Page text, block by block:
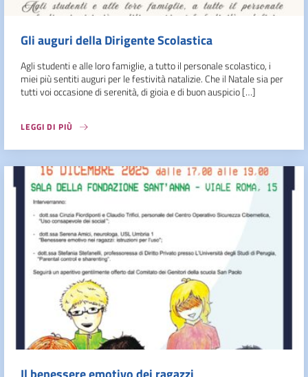
Gli auguri della Dirigente Scolastica
Agli studenti e alle loro famiglie, a tutto il personale scolastico, i
miei più sentiti auguri per le festività natalizie. Che il Natale sia per
tutti voi occasione di serenità, di gioia e di buon auspicio […]
LEGGI DI PIÙ